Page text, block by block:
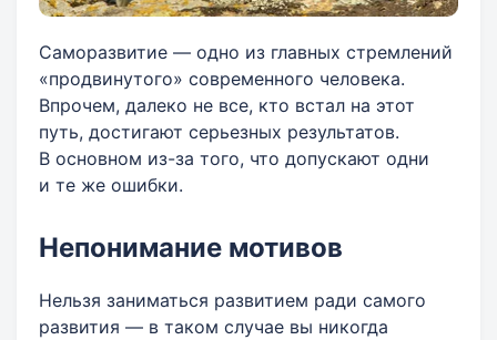
Саморазвитие — одно из главных стремлений
«продвинутого» современного человека.
Впрочем, далеко не все, кто встал на этот
путь, достигают серьезных результатов.
В основном из-за того, что допускают одни
и те же ошибки.
Непонимание мотивов
Нельзя заниматься развитием ради самого
развития — в таком случае вы никогда